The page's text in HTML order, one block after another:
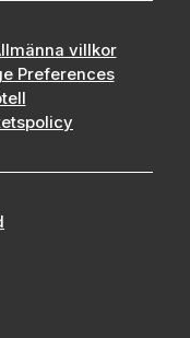
villkor
Preferences